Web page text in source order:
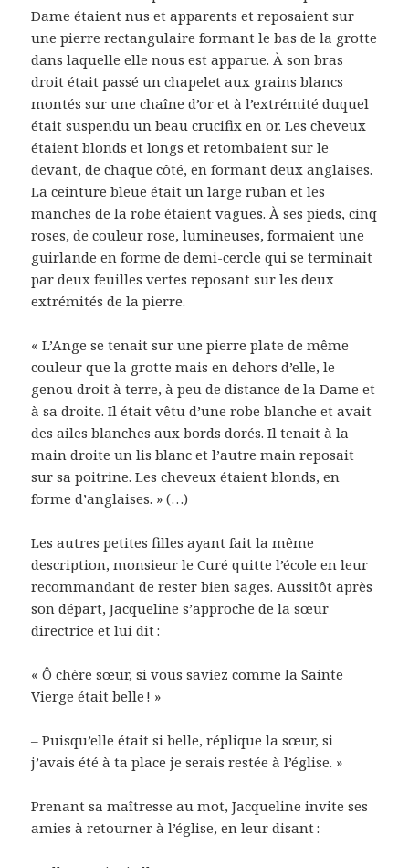
Dame étaient nus et apparents et reposaient sur
une pierre rectangulaire formant le bas de la grotte
dans laquelle elle nous est apparue. À son bras
droit était passé un chapelet aux grains blancs
montés sur une chaîne d’or et à l’extrémité duquel
était suspendu un beau crucifix en or. Les cheveux
étaient blonds et longs et retombaient sur le
devant, de chaque côté, en formant deux anglaises.
La ceinture bleue était un large ruban et les
manches de la robe étaient vagues. À ses pieds, cinq
roses, de couleur rose, lumineuses, formaient une
guirlande en forme de demi-cercle qui se terminait
par deux feuilles vertes reposant sur les deux
extrémités de la pierre.
« L’Ange se tenait sur une pierre plate de même
couleur que la grotte mais en dehors d’elle, le
genou droit à terre, à peu de distance de la Dame et
à sa droite. Il était vêtu d’une robe blanche et avait
des ailes blanches aux bords dorés. Il tenait à la
main droite un lis blanc et l’autre main reposait
sur sa poitrine. Les cheveux étaient blonds, en
forme d’anglaises. » (…)
Les autres petites filles ayant fait la même
description, monsieur le Curé quitte l’école en leur
recommandant de rester bien sages. Aussitôt après
son départ, Jacqueline s’approche de la sœur
directrice et lui dit :
« Ô chère sœur, si vous saviez comme la Sainte
Vierge était belle ! »
– Puisqu’elle était si belle, réplique la sœur, si
j’avais été à ta place je serais restée à l’église. »
Prenant sa maîtresse au mot, Jacqueline invite ses
amies à retourner à l’église, en leur disant :